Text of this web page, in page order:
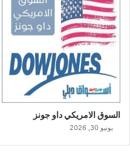
السوق الامريكي داو جونز
يونيو 30, 2026